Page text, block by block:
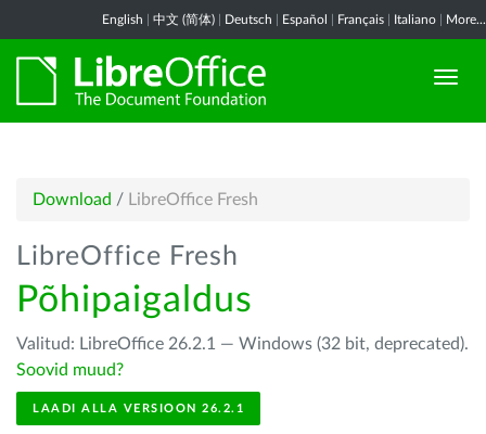
English 中文 (简体) Deutsch Español Français Italiano More...
Download / LibreOffice Fresh
LibreOffice Fresh
Põhipaigaldus
Valitud: LibreOffice 26.2.1 — Windows (32 bit, deprecated).
Soovid muud?
LAADI ALLA VERSIOON 26.2.1